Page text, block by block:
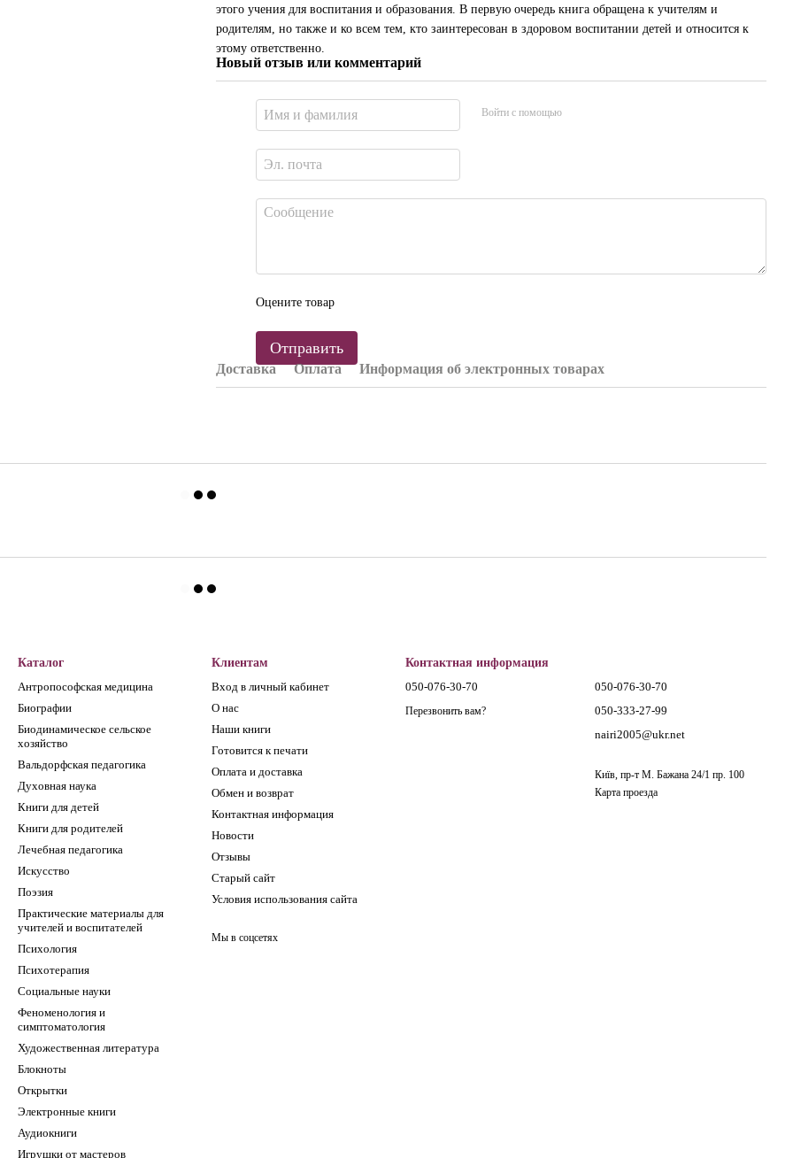
этого учения для воспитания и образования. В первую очередь книга обращена к учителям и
родителям, но также и ко всем тем, кто заинтересован в здоровом воспитании детей и относится к
этому ответственно.
Новый отзыв или комментарий
Войти с помощью
Оцените товар
Отправить
Доставка Оплата Информация об электронных товарах
Каталог
Антропософская медицина
Биографии
Биодинамическое сельское
хозяйство
Вальдорфская педагогика
Духовная наука
Книги для детей
Книги для родителей
Лечебная педагогика
Искусство
Поэзия
Практические материалы для
учителей и воспитателей
Психология
Психотерапия
Социальные науки
Феноменология и
симптоматология
Художественная литература
Блокноты
Открытки
Электронные книги
Аудиокниги
Игрушки от мастеров
Клиентам
Вход в личный кабинет
О нас
Наши книги
Готовится к печати
Оплата и доставка
Обмен и возврат
Контактная информация
Новости
Отзывы
Старый сайт
Условия использования сайта
Мы в соцсетях
Контактная информация
050-076-30-70
Перезвонить вам?
050-076-30-70
050-333-27-99
nairi2005@ukr.net
Київ, пр-т М. Бажана 24/1 пр. 100
Карта проезда